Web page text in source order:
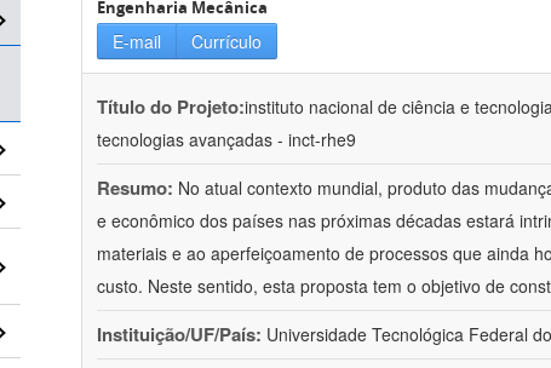
Engenharia Mecânica
E-mail Currículo
Título do Projeto:instituto nacional de ciência e
tecnologias avançadas - inct-rhe9
Resumo: No atual contexto mundial, produto das
e econômico dos países nas próximas décadas estará
materiais e ao aperfeiçoamento de processos que ainda
custo. Neste sentido, esta proposta tem o objetivo de
Instituição/UF/País: Universidade Tecnológica Federal